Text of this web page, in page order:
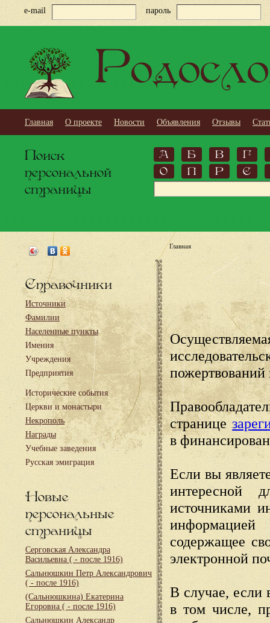
e-mail пароль
Главная О проекте Новости Объявления Отзывы
Поиск
персональной
страницы
А Б В
Г
О
П Р С
Справочники
Источники
Фамилии
Населенные пункты
Имения
Учреждения
Предприятия
Исторические события
Церкви и монастыри
Некрополь
Награды
Учебные заведения
Русская эмиграция
Новые
персональные
страницы
Серговская Александра
Васильевна ( - после 1916)
Сальнюшкин Петр Александрович
( - после 1916)
(Сальнюшкина) Екатерина
Егоровна ( - после 1916)
Сальнюшкин Александр
Главная
пожертвований
странице
в
Если вы
интересной
источниками
содержащее
электронной
В случае, если
в том числе,